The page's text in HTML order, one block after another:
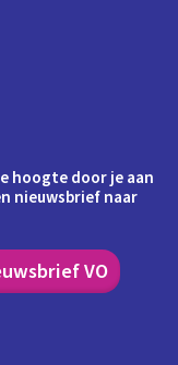
hoogte door je aan
nieuwsbrief naar
VO